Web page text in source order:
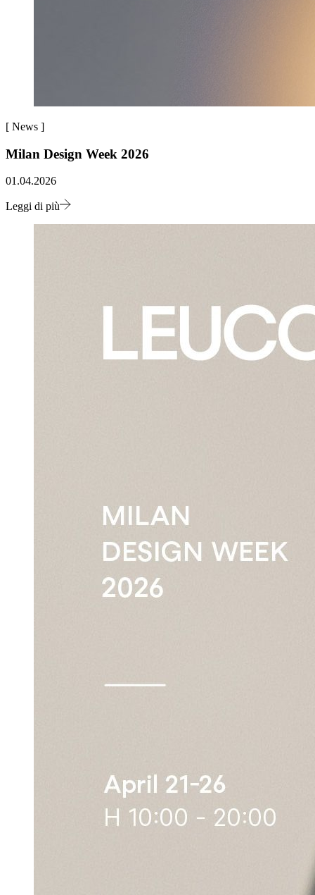
[ News ]
Milan Design Week 2026
01.04.2026
Leggi di più